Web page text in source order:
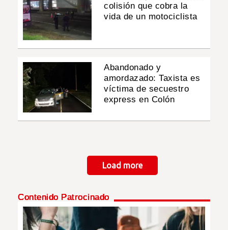
colisión que cobra la
vida de un motociclista
Abandonado y
amordazado: Taxista es
víctima de secuestro
express en Colón
Load more
Contenido Patrocinado